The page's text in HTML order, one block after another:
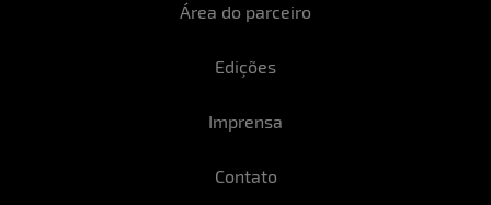
Área do parceiro
Edições
Imprensa
Contato